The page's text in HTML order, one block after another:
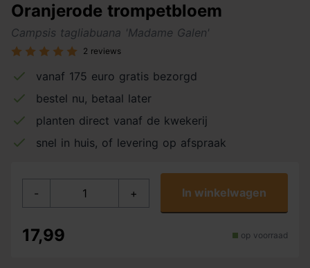
Oranjerode trompetbloem
Campsis tagliabuana 'Madame Galen'
2 reviews
vanaf 175 euro gratis bezorgd
bestel nu, betaal later
planten direct vanaf de kwekerij
snel in huis, of levering op afspraak
- + In winkelwagen
17,99 op voorraad